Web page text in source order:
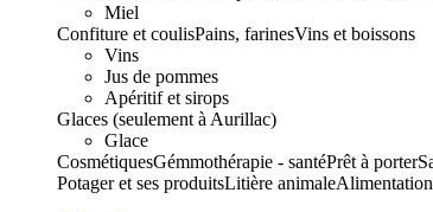
Miel
Confiture et coulisPains, farinesVins et boissons
Vins
Jus de pommes
Apéritif et sirops
Glaces (seulement à Aurillac)
Glace
CosmétiquesGémmothérapie - santéPrêt à porter
Potager et ses produitsLitière animale